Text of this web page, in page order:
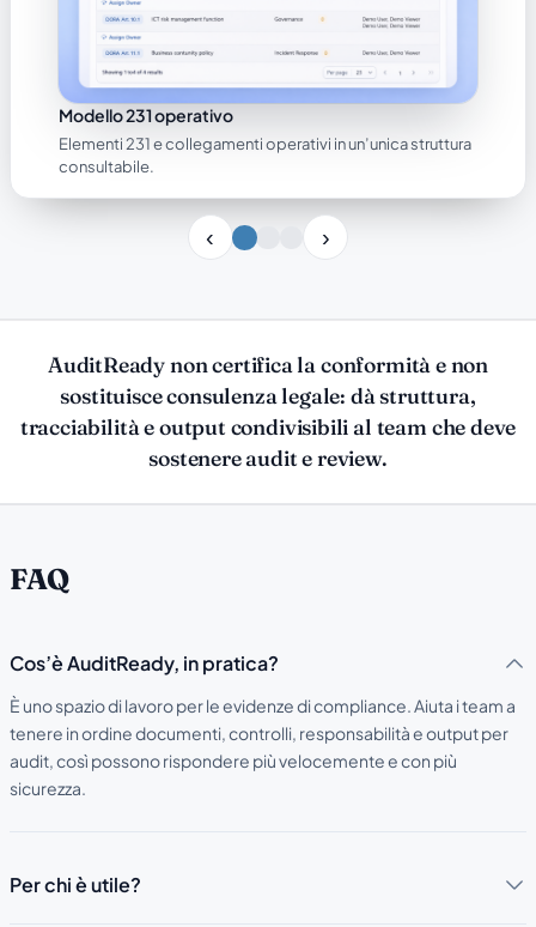
Modello 231 operativo
Elementi 231 e collegamenti operativi in un’unica struttura
consultabile.
AuditReady non certifica la conformità e non
sostituisce consulenza legale: dà struttura,
tracciabilità e output condivisibili al team che deve
sostenere audit e review.
FAQ
Cos’è AuditReady, in pratica?
È uno spazio di lavoro per le evidenze di compliance. Aiuta i team a
tenere in ordine documenti, controlli, responsabilità e output per
audit, così possono rispondere più velocemente e con più
sicurezza.
Per chi è utile?